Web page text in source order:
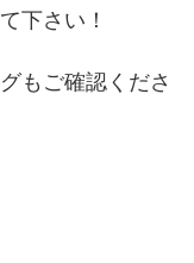
下さい！
もご確認くださ